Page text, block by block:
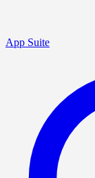
App Suite